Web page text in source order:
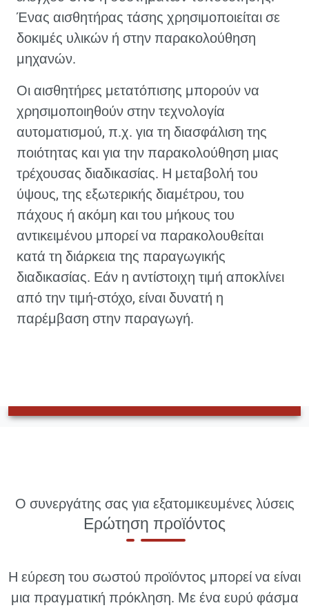
Ένας αισθητήρας τάσης χρησιμοποιείται σε
δοκιμές υλικών ή στην παρακολούθηση
μηχανών.
Οι αισθητήρες μετατόπισης μπορούν να
χρησιμοποιηθούν στην τεχνολογία
αυτοματισμού, π.χ. για τη διασφάλιση της
ποιότητας και για την παρακολούθηση μιας
τρέχουσας διαδικασίας. Η μεταβολή του
ύψους, της εξωτερικής διαμέτρου, του
πάχους ή ακόμη και του μήκους του
αντικειμένου μπορεί να παρακολουθείται
κατά τη διάρκεια της παραγωγικής
διαδικασίας. Εάν η αντίστοιχη τιμή αποκλίνει
από την τιμή-στόχο, είναι δυνατή η
παρέμβαση στην παραγωγή.
Ο συνεργάτης σας για εξατομικευμένες λύσεις
Ερώτηση προϊόντος
Η εύρεση του σωστού προϊόντος μπορεί να είναι
μια πραγματική πρόκληση. Με ένα ευρύ φάσμα